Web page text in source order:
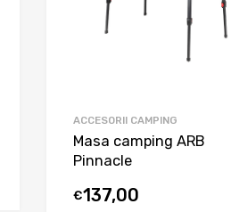
ACCESORII CAMPING
Masa camping ARB
Pinnacle
€137,00